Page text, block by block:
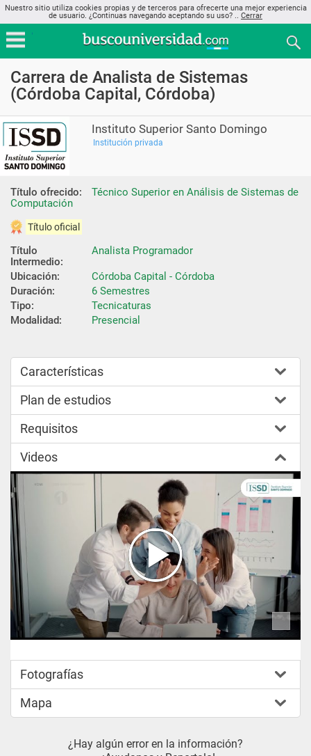
Nuestro sitio utiliza cookies propias y de terceros para ofrecerte una mejor experiencia
de usuario. ¿Continuas navegando aceptando su uso? .. Cerrar
Carrera de Analista de Sistemas
(Córdoba Capital, Córdoba)
Instituto Superior Santo Domingo
Institución privada
Título ofrecido:
Técnico Superior en Análisis de Sistemas de
Computación
Título oficial
Título
Intermedio:
Analista Programador
Ubicación:
Córdoba Capital - Córdoba
Duración:
6 Semestres
Tipo:
Tecnicaturas
Modalidad:
Presencial
Características
Plan de estudios
Requisitos
Videos
Fotografías
Mapa
¿Hay algún error en la información?